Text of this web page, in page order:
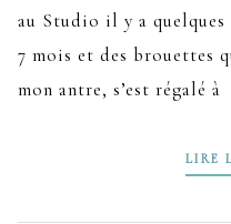
au Studio il y a
7 mois et des brouettes
mon antre, s’est régalé à
LIRE